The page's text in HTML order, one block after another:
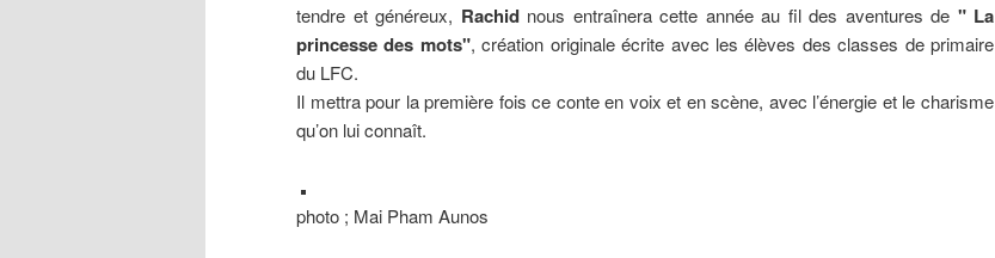
tendre et généreux, Rachidnous entraînera cette année au fil des aventures de " La
princesse des mots", création originale écrite avec les élèves des classes de primaire
du LFC.
Il mettra pour la première fois ce conte en voix et en scène, avec l’énergie et le charisme
qu’on lui connaît.
photo ; Mai Pham Aunos